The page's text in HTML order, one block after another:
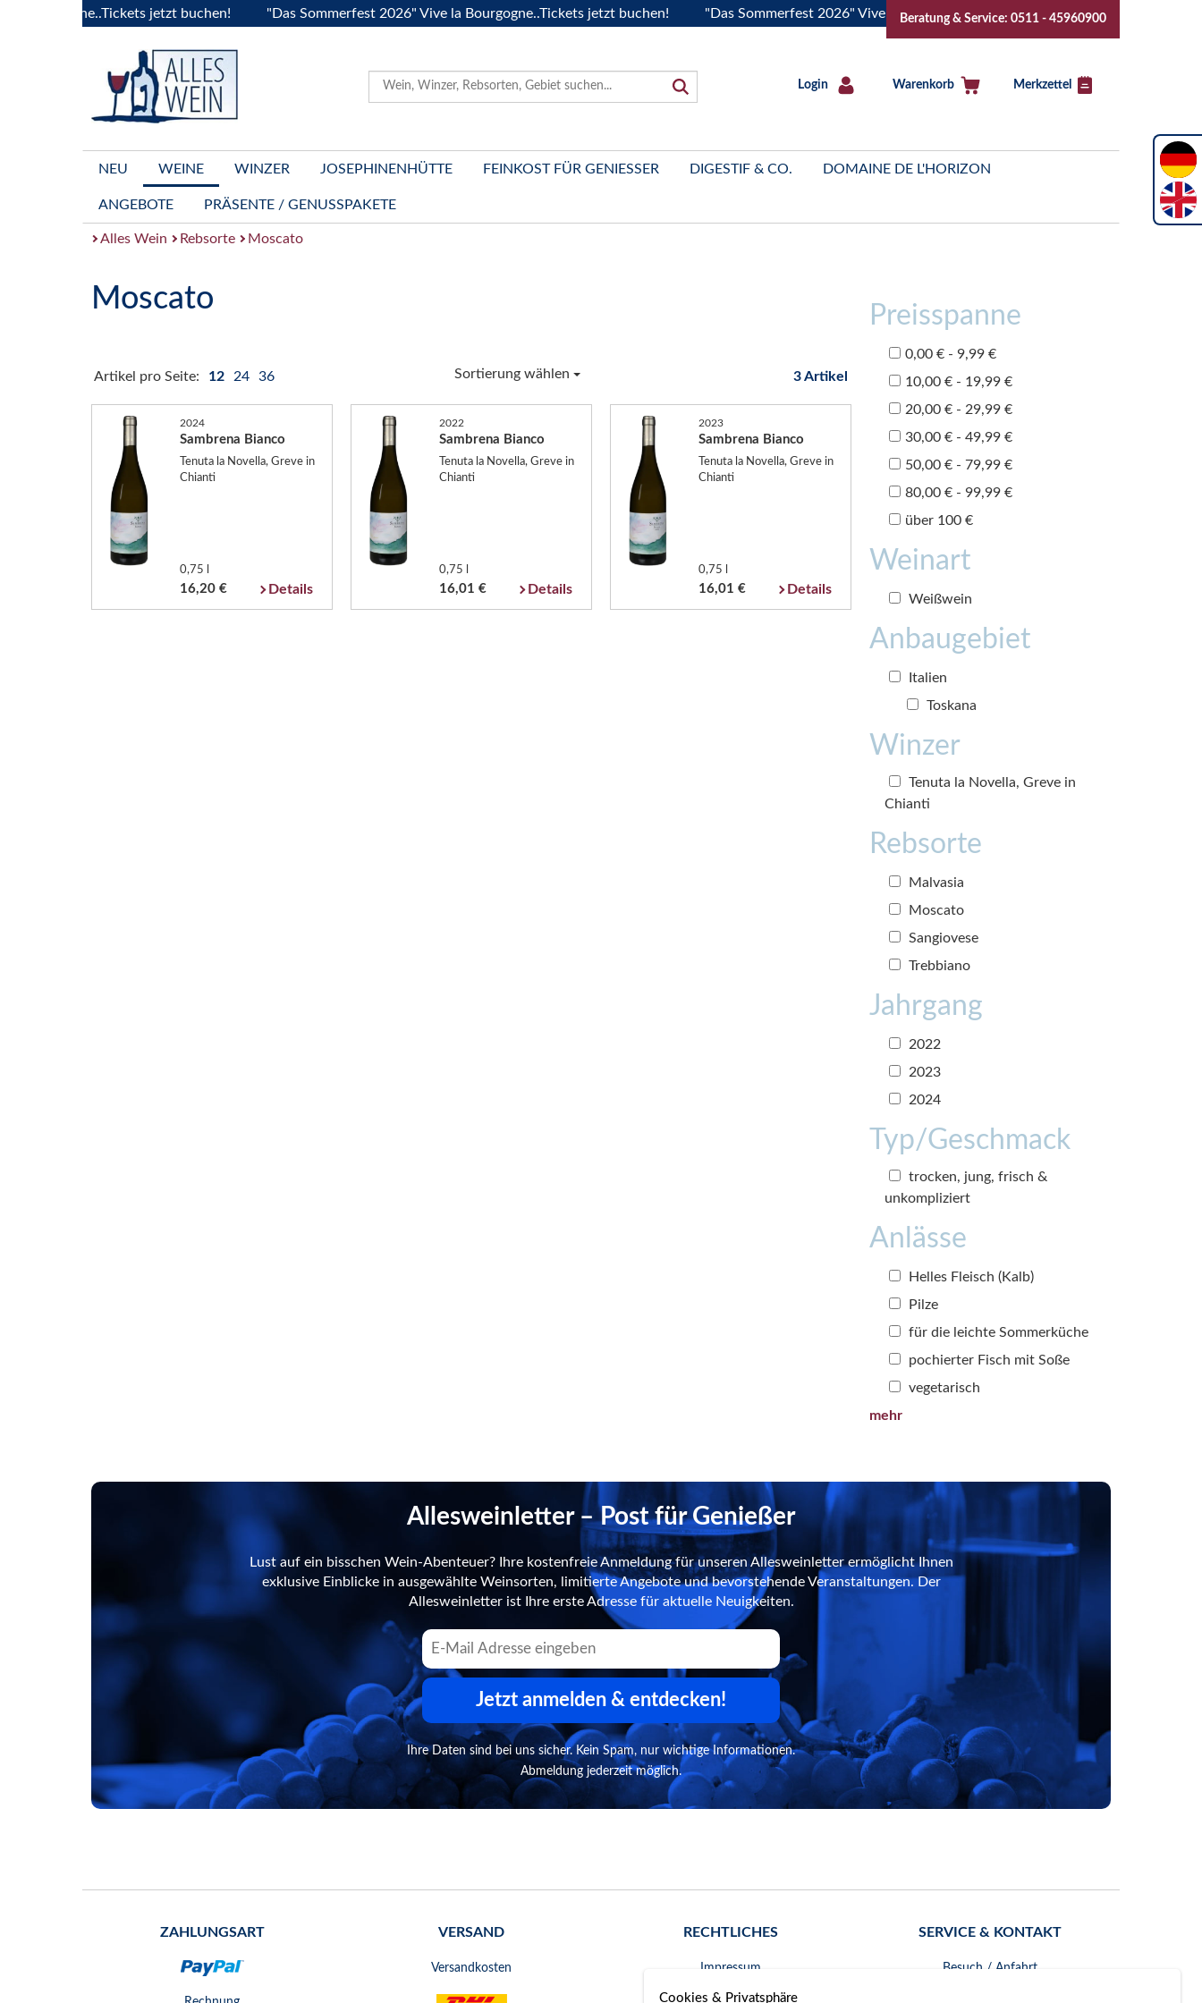
jetzt buchen! "Das Sommerfest 2026" Vive la Bourgogne..Tickets jetzt buchen! "Das Sommerfest 2026" Vive la Bourgogne..Tickets jetzt buchen!
Beratung & Service: 0511 - 45960900
Login Warenkorb Merkzettel
NEU WEINE WINZER JOSEPHINENHÜTTE FEINKOST FÜR GENIESSER DIGESTIF & CO. DOMAINE DE L'HORIZON
ANGEBOTE PRÄSENTE / GENUSSPAKETE
Alles Wein Rebsorte Moscato
Moscato
Artikel pro Seite: 12 24 36 Sortierung wählen 3 Artikel
2024
Sambrena Bianco
Tenuta la Novella, Greve in
Chianti
0,75 l
16,20 € Details
2022
Sambrena Bianco
Tenuta la Novella, Greve in
Chianti
0,75 l
16,01 € Details
2023
Sambrena Bianco
Tenuta la Novella, Greve in
Chianti
0,75 l
16,01 € Details
Preisspanne
0,00 € - 9,99 €
10,00 € - 19,99 €
20,00 € - 29,99 €
30,00 € - 49,99 €
50,00 € - 79,99 €
80,00 € - 99,99 €
über 100 €
Weinart
Weißwein
Anbaugebiet
Italien
Toskana
Winzer
Tenuta la Novella, Greve in
Chianti
Rebsorte
Malvasia
Moscato
Sangiovese
Trebbiano
Jahrgang
2022
2023
2024
Typ/Geschmack
trocken, jung, frisch &
unkompliziert
Anlässe
Helles Fleisch (Kalb)
Pilze
für die leichte Sommerküche
pochierter Fisch mit Soße
vegetarisch
mehr
Allesweinletter – Post für Genießer
Lust auf ein bisschen Wein-Abenteuer? Ihre kostenfreie Anmeldung für unseren Allesweinletter ermöglicht Ihnen
exklusive Einblicke in ausgewählte Weinsorten, limitierte Angebote und bevorstehende Veranstaltungen. Der
Allesweinletter ist Ihre erste Adresse für aktuelle Neuigkeiten.
Jetzt anmelden & entdecken!
Ihre Daten sind bei uns sicher. Kein Spam, nur wichtige Informationen.
Abmeldung jederzeit möglich.
ZAHLUNGSART VERSAND
Versandkosten
RECHTLICHES
Impressum
SERVICE & KONTAKT
Besuch / Anfahrt
Cookies & Privatsphäre